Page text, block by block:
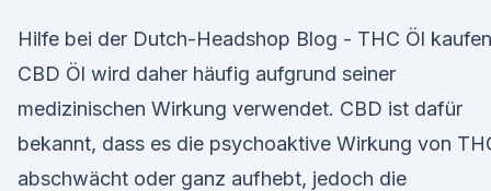
Hilfe bei der Dutch-Headshop Blog - THC Öl kaufen
CBD Öl wird daher häufig aufgrund seiner
medizinischen Wirkung verwendet. CBD ist dafür
bekannt, dass es die psychoaktive Wirkung von
abschwächt oder ganz aufhebt, jedoch die